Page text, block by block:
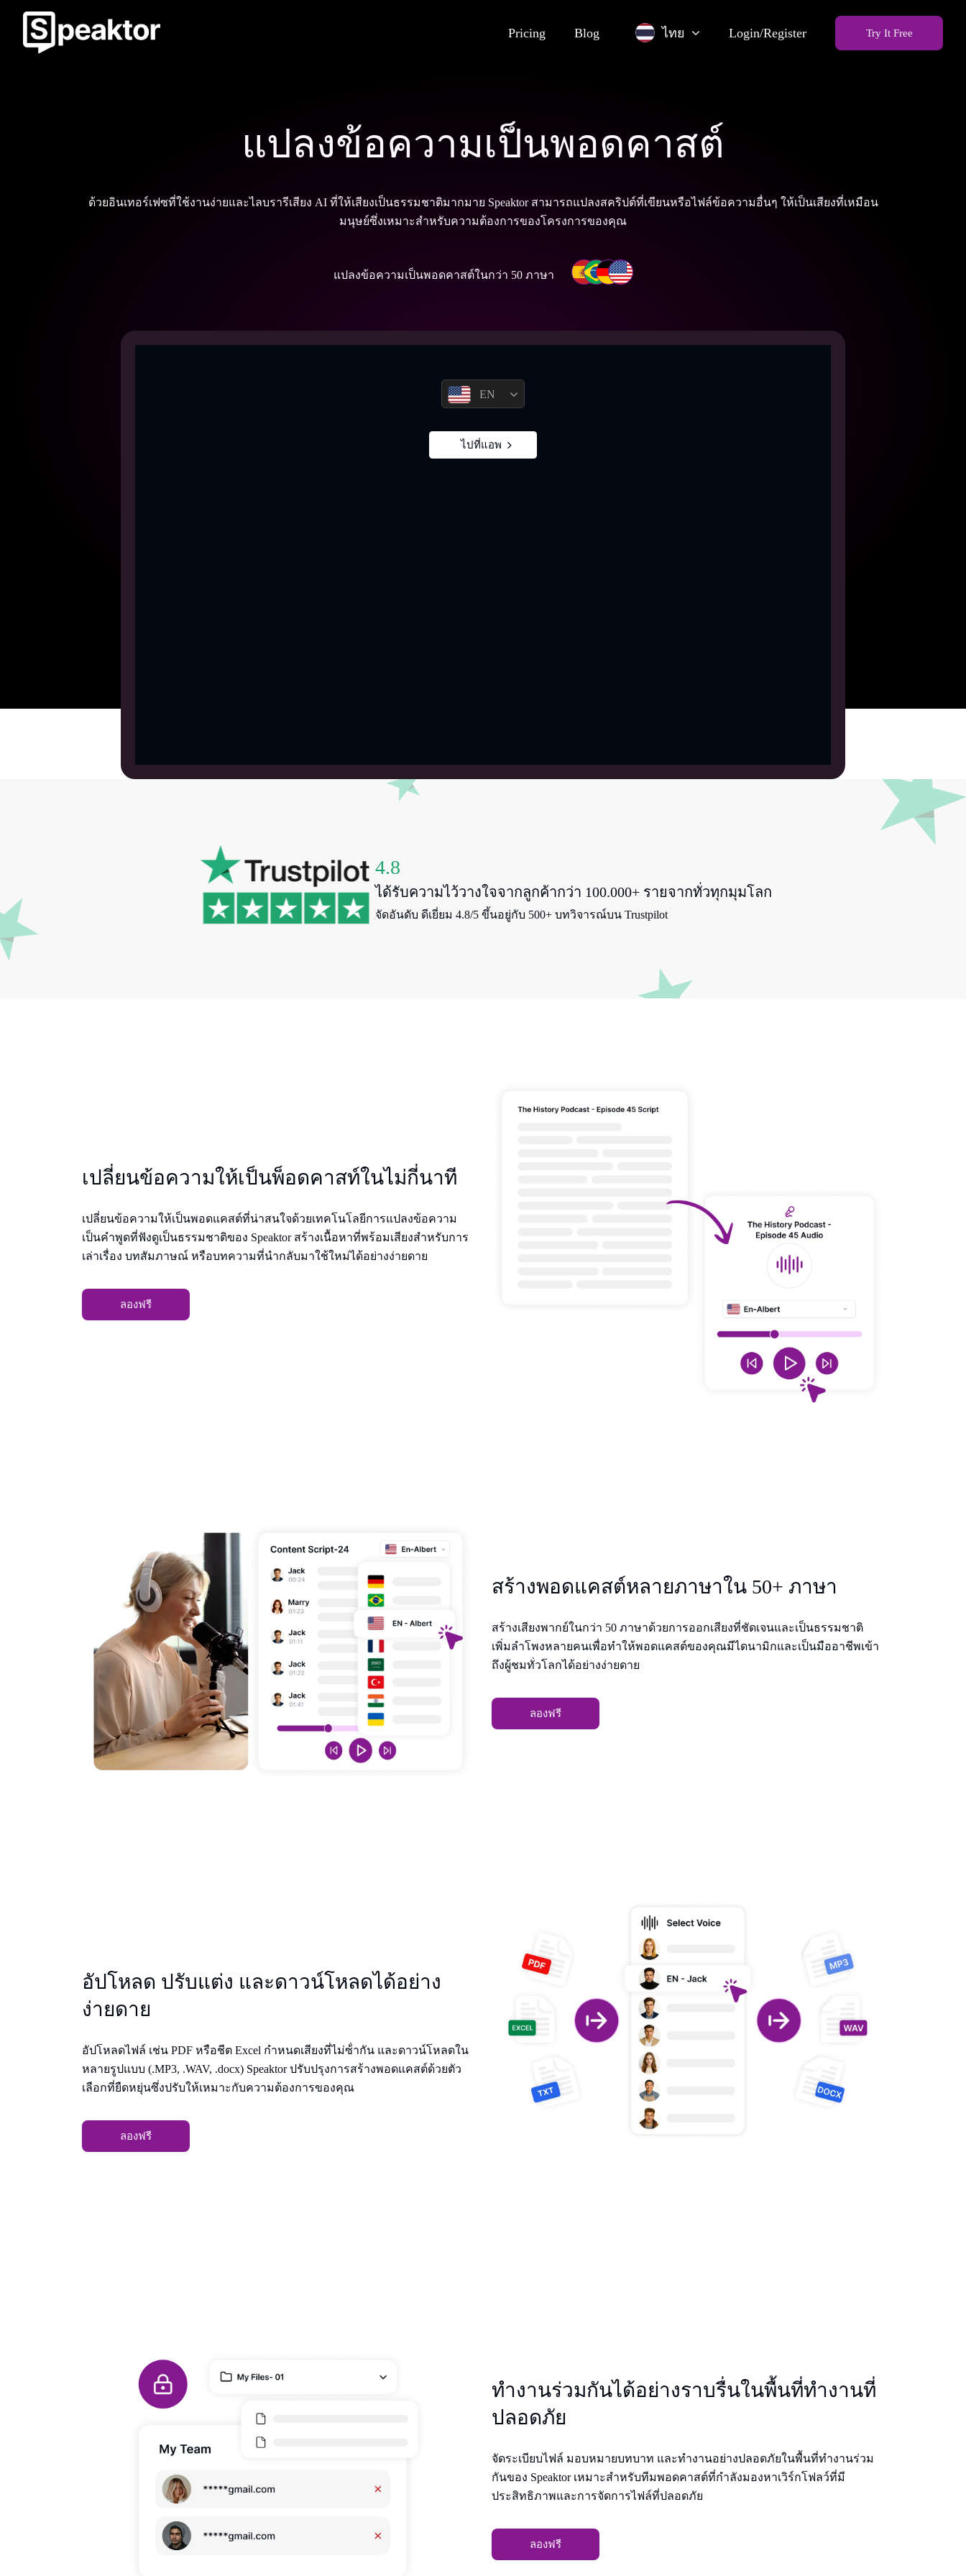
Pricing Blog ไทย Login/Register Try It Free
แปลงข้อความเป็นพอดคาสต์
ด้วยอินเทอร์เฟซที่ใช้งานง่ายและไลบรารีเสียง AI ที่ให้เสียงเป็นธรรมชาติมากมาย Speaktor สามารถแปลงสคริปต์ที่เขียนหรือไฟล์ข้อความอื่นๆ ให้เป็นเสียงที่เหมือน
มนุษย์ซึ่งเหมาะสําหรับความต้องการของโครงการของคุณ
แปลงข้อความเป็นพอดคาสต์ในกว่า 50 ภาษา
EN
ไปที่แอพ
4.8
ได้รับความไว้วางใจจากลูกค้ากว่า 100.000+ รายจากทั่วทุกมุมโลก
จัดอันดับ ดีเยี่ยม 4.8/5 ขึ้นอยู่กับ 500+ บทวิจารณ์บน Trustpilot
เปลี่ยนข้อความให้เป็นพ็อดคาสท์ในไม่กี่นาที
เปลี่ยนข้อความให้เป็นพอดแคสต์ที่น่าสนใจด้วยเทคโนโลยีการแปลงข้อความ
เป็นคําพูดที่ฟังดูเป็นธรรมชาติของ Speaktor สร้างเนื้อหาที่พร้อมเสียงสําหรับการ
เล่าเรื่อง บทสัมภาษณ์ หรือบทความที่นํากลับมาใช้ใหม่ได้อย่างง่ายดาย
ลองฟรี
สร้างพอดแคสต์หลายภาษาใน 50+ ภาษา
สร้างเสียงพากย์ในกว่า 50 ภาษาด้วยการออกเสียงที่ชัดเจนและเป็นธรรมชาติ
เพิ่มลําโพงหลายคนเพื่อทําให้พอดแคสต์ของคุณมีไดนามิกและเป็นมืออาชีพเข้า
ถึงผู้ชมทั่วโลกได้อย่างง่ายดาย
ลองฟรี
อัปโหลด ปรับแต่ง และดาวน์โหลดได้อย่าง
ง่ายดาย
อัปโหลดไฟล์ เช่น PDF หรือชีต Excel กําหนดเสียงที่ไม่ซ้ํากัน และดาวน์โหลดใน
หลายรูปแบบ (.MP3, .WAV, .docx) Speaktor ปรับปรุงการสร้างพอดแคสต์ด้วยตัว
เลือกที่ยืดหยุ่นซึ่งปรับให้เหมาะกับความต้องการของคุณ
ลองฟรี
ทํางานร่วมกันได้อย่างราบรื่นในพื้นที่ทํางานที่
ปลอดภัย
จัดระเบียบไฟล์ มอบหมายบทบาท และทํางานอย่างปลอดภัยในพื้นที่ทํางานร่วม
กันของ Speaktor เหมาะสําหรับทีมพอดคาสต์ที่กําลังมองหาเวิร์กโฟลว์ที่มี
ประสิทธิภาพและการจัดการไฟล์ที่ปลอดภัย
ลองฟรี